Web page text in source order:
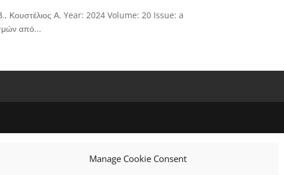
Manage Cookie Consent
Κουστέλιος Α. Year: 2024 Volume: 20 Issue: a
από...